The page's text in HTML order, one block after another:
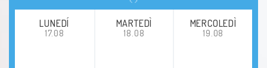
LUNEDÍ
17.08
MARTEDÌ
18.08
MERCOLEDÌ
19.08